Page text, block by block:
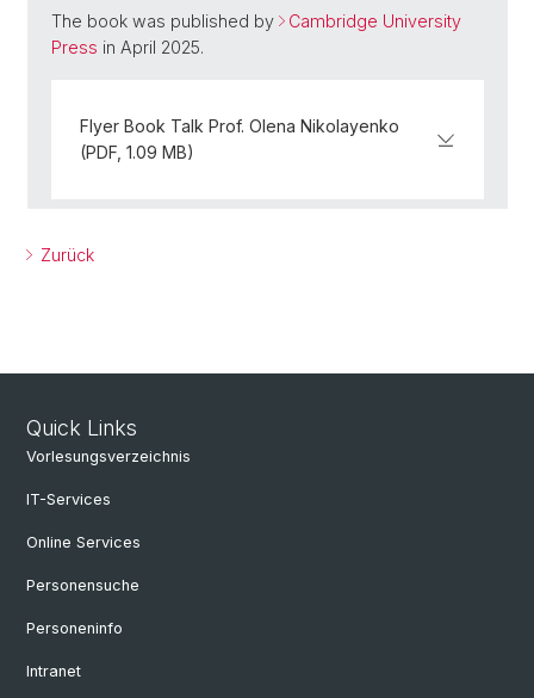
The book was published by
Cambridge University
Press in April 2025.
Flyer Book Talk Prof. Olena Nikolayenko
(PDF, 1.09 MB)
Zurück
Quick Links
Vorlesungsverzeichnis
IT-Services
Online Services
Personensuche
Personeninfo
Intranet